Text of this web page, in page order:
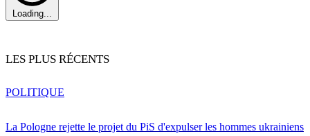
Loading...
LES PLUS RÉCENTS
La Pologne rejette le projet du PiS d'expulser les hommes ukrainiens
POLITIQUE